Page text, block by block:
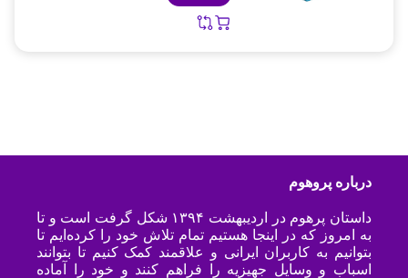
درباره پروهوم
داستان پرهوم در اردیبهشت ۱۳۹۴ شکل گرفت است و تا
به امروز که در اینجا هستیم تمام تلاش خود را کرده‌ایم تا
بتوانیم به کاربران ایرانی و علاقمند کمک کنیم تا بتوانند
اسباب و وسایل جهیزیه را فراهم کنند و خود را آماده